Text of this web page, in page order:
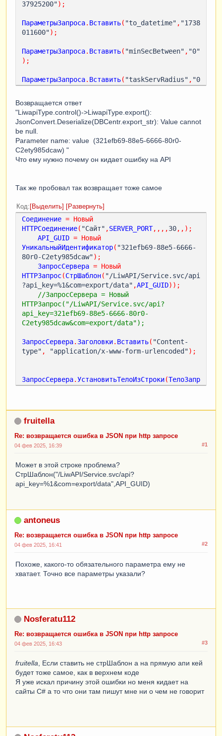
37925200");
ПараметрыЗапроса. Вставить( "to_datetime" , "1738
011600");
ПараметрыЗапроса. Вставить( "minSecBetween" , "0"
);
ПараметрыЗапроса. Вставить( "taskServRadius" , "0
");
Результат =
КоннекторHTTP.PostJson("Сайт:Порт/LiwAPI/Serv
ice.svc/api?api_key=321efb69-88e5-6666-80r0-
C2ety985dcaw&com=export/data"
са,);
Возвращается ответ
"LiwapiType.control()->LiwapiType.export():
JsonConvert.Deserialize(DBCentr.export_str): Value cannot
be null.
Parameter name: value (321efb69-88e5-6666-80r0-
C2ety985dcaw) "
Что ему нужно почему он кидает ошибку на API
Так же пробовал так возвращает тоже самое
Код Выделить Развернуть
Соединение = Новый
HTTPСоединение( "Сайт" ,SERVER_PORT,,,,30,,);
API_GUID = Новый
УникальныйИдентификатор( "321efb69-88e5-6666-
80r0-C2ety985dcaw");
ЗапросСервера = Новый
HTTPЗапрос(СтрШаблон( "/LiwAPI/Service.svc/api
?api_key=%1&com=export/data" ,API_GUID));
//ЗапросСервера = Новый
HTTPЗапрос("/LiwAPI/Service.svc/api?
api_key=321efb69-88e5-6666-80r0-
C2ety985dcaw&com=export/data");
ЗапросСервера. Заголовки. Вставить( "Content-
type" , "application/x-www-form-urlencoded");
ЗапросСервера.УстановитьТелоИзСтроки(ТелоЗапр
оса);
ЗапросСервера
ТелоОтвета
ОтветСервера. ПолучитьТелоКакСтроку();
Чтение
ДанныеСервера = ПрочитатьJSON
Чтение .Закрыть();
КодОтвета
= ОтветСервера.КодСостояния
fruitella
Re: возвращается ошибка в JSON при http запросе
#1
04 фев 2025, 16:39
Может в этой строке проблема?
СтрШаблон("/LiwAPI/Service.svc/api?
api_key=%1&com=export/data",API_GUID)
antoneus
Re: возвращается ошибка в JSON при http запросе
#2
04 фев 2025, 16:41
Похоже, какого-то обязательного параметра ему не
хватает. Точно все параметры указали?
Nosferatu112
Re: возвращается ошибка в JSON при http запросе
#3
04 фев 2025, 16:43
fruitella , Если ставить не стрШаблон а на прямую апи кей
будет тоже самое, как в верхнем коде
Я уже искал причину этой ошибки но меня кидает на
сайты C# а то что они там пишут мне ни о чем не говорит